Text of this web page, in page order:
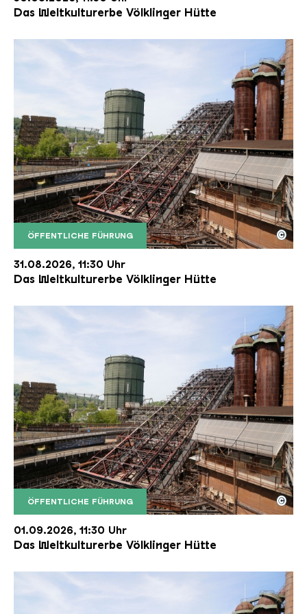
Das Weltkulturerbe Völklinger Hütte
ÖFFENTLICHE FÜHRUNG
Der Erzschrägaufzug der Völklinger Hütte mit
Copyright: Weltkulturerbe Völklinger Hütte | Karl
©
31.08.2026, 11:30 Uhr
Das Weltkulturerbe Völklinger Hütte
ÖFFENTLICHE FÜHRUNG
Der Erzschrägaufzug der Völklinger Hütte mit
Copyright: Weltkulturerbe Völklinger Hütte | Karl
©
01.09.2026, 11:30 Uhr
Das Weltkulturerbe Völklinger Hütte